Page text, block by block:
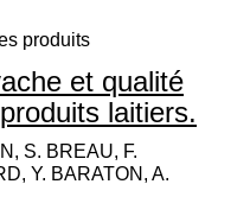
produits
et qualité
laitiers.
S. BREAU, F.
Y. BARATON, A.